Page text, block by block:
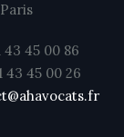
43 45 00 86
43 45 00 26